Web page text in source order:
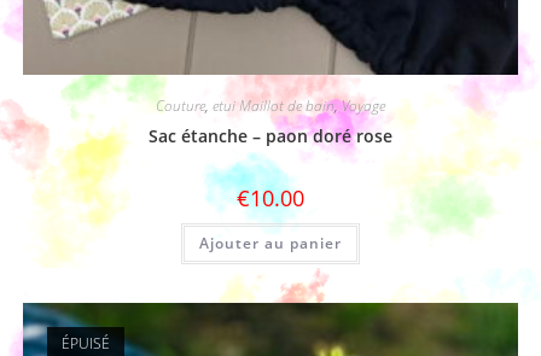
Couture, etui Maillot de bain,Voyage
Sac étanche – paon doré rose
€10.00
Ajouter au panier
ÉPUISÉ